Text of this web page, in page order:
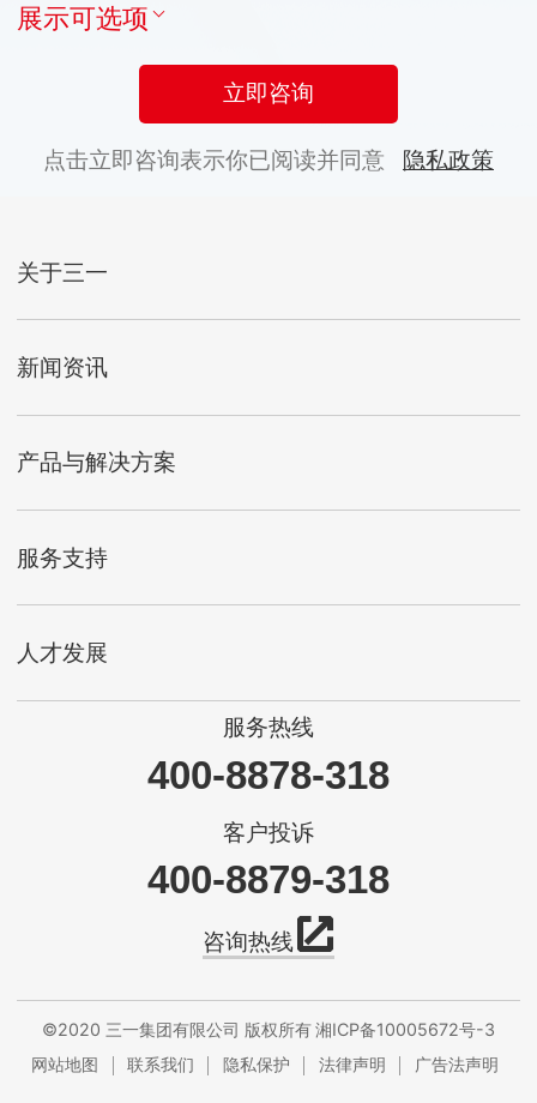
展示可选项
立即咨询
点击立即咨询表示你已阅读并同意 隐私政策
关于三一
新闻资讯
产品与解决方案
服务支持
人才发展
服务热线
400-8878-318
客户投诉
400-8879-318
咨询热线
©2020 三一集团有限公司 版权所有湘ICP备10005672号-3
网站地图
联系我们 隐私保护 法律声明 广告法声明